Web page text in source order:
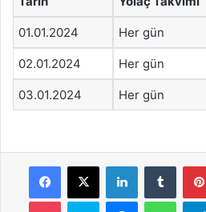
01.01.2024 Her gün
02.01.2024 Her gün
03.01.2024 Her gün
Facebook
X LinkedIn
Pocket Skype Messenger